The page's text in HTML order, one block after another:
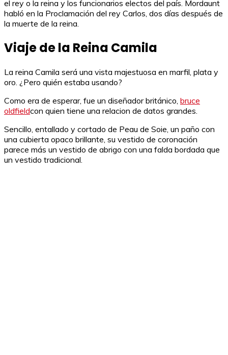
el rey o la reina y los funcionarios electos del país. Mordaunt
habló en la Proclamación del rey Carlos, dos días después de
la muerte de la reina.
Viaje de la Reina Camila
La reina Camila será una vista majestuosa en marfil, plata y
oro. ¿Pero quién estaba usando?
Como era de esperar, fue un diseñador británico, bruce
oldfieldcon quien tiene una relacion de datos grandes.
Sencillo, entallado y cortado de Peau de Soie, un paño con
una cubierta opaco brillante, su vestido de coronación
parece más un vestido de abrigo con una falda bordada que
un vestido tradicional.